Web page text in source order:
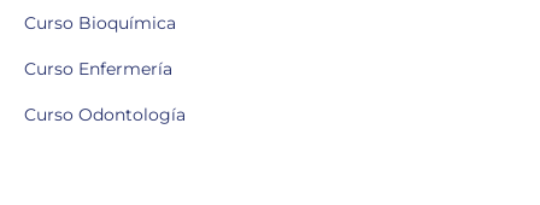
Curso Bioquímica
Curso Enfermería
Curso Odontología